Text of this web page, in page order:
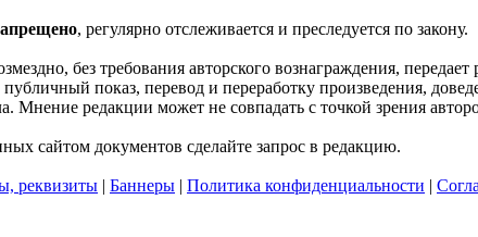
, регулярно отслеживается и преследуется по закону.
без требования авторского вознаграждения,
публичный показ, перевод и переработку произведения,
Мнение редакции может не совпадать с точкой зрения
сайтом документов сделайте запрос в редакцию.
реквизиты | Баннеры | Политика конфиденциальности |